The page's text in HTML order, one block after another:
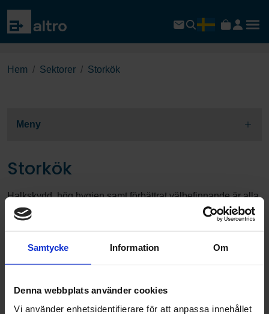
Samtycke Information Om
Denna webbplats använder cookies
Vi använder enhetsidentifierare för att anpassa innehållet
Hem Sektorer Storkök
Meny
Storkök
Halkskydd, hög hygien samt förbättrat välbefinnande är alla
viktiga komponenter av Altros specialiserade kökslösningar.
Oavsett om det gäller hållbarhet, enkel rengöring,
förebyggande av halkolyckor, efterlevnad av
industristandarder, bullerreducering eller stöd för trötta fötter